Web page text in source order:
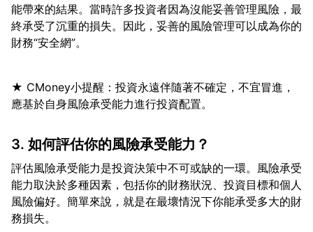
能帶來的結果。當時許多投資者因為沒能妥善管理風險，最
終承受了沉重的損失。因此，妥善的風險管理可以成為你的
★ CMoney小提醒：投資永遠伴隨著不確定，不宜冒進，
3. 如何評估你的風險承受能力？
評估風險承受能力是投資決策中不可或缺的一環。風險承受
能力取決於多種因素，包括你的財務狀況、投資目標和個人
風險偏好。簡單來說，就是在最壞情況下你能承受多大的財